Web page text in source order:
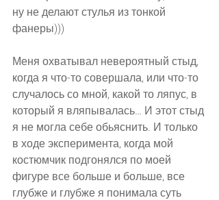
ну не делают стулья из тонкой
фанеры)))
Меня охватывал невероятный стыд,
когда я что-то совершала, или что-то
случалось со мной, какой то ляпус, в
который я вляпывалась… И этот стыд
я не могла себе обьяснить. И только
в ходе эксперимента, когда мой
костюмчик подгонялся по моей
фигуре все больше и больше, все
глубже и глубже я понимала суть